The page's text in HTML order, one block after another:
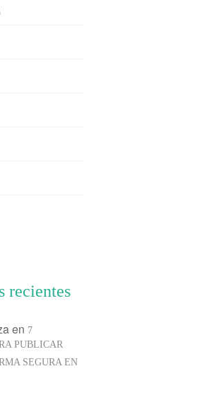
recientes
en 7
PUBLICAR
SEGURA EN